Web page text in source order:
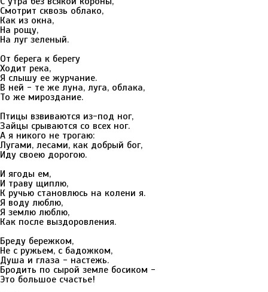
Смотрит сквозь облако,
Как из окна,
На рощу,
На луг зеленый.
От берега к берегу
Ходит река,
Я слышу ее журчание.
В ней - те же луна, луга, облака,
То же мироздание.
Птицы взвиваются из-под ног,
Зайцы срываются со всех ног.
А я никого не трогаю:
Лугами, лесами, как добрый бог,
Иду своею дорогою.
И ягоды ем,
И траву щиплю,
К ручью становлюсь на колени я.
Я воду люблю,
Я землю люблю,
Как после выздоровления.
Бреду бережком,
Не с ружьем, с бадожком,
Душа и глаза - настежь.
Бродить по сырой земле босиком -
Это большое счастье!